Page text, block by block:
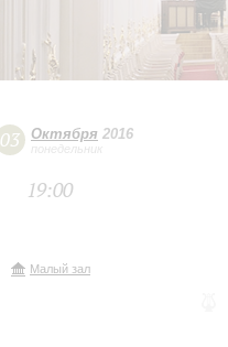
03 Октября 2016
понедельник
19:00
Малый зал